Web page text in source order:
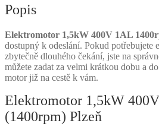
Popis
Elektromotor 1,5kW 400V 1AL
dostupný k odeslání. Pokud potřebujete
zbytečně dlouhého čekání, jste na
můžete zadat za velmi krátkou dobu a
motor již na cestě k vám.
Elektromotor 1,5kW
(1400rpm) Plzeň